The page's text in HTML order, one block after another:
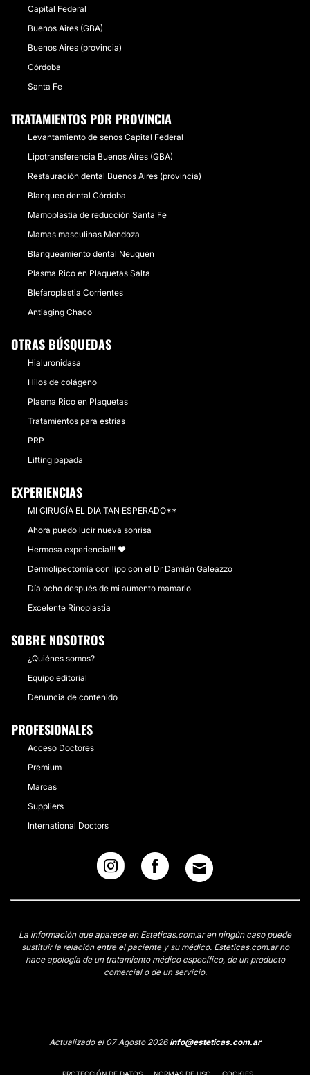
Capital Federal
Buenos Aires (GBA)
Buenos Aires (provincia)
Córdoba
Santa Fe
TRATAMIENTOS POR PROVINCIA
Levantamiento de senos Capital Federal
Lipotransferencia Buenos Aires (GBA)
Restauración dental Buenos Aires (provincia)
Blanqueo dental Córdoba
Mamoplastia de reducción Santa Fe
Mamas masculinas Mendoza
Blanqueamiento dental Neuquén
Plasma Rico en Plaquetas Salta
Blefaroplastia Corrientes
Antiaging Chaco
OTRAS BÚSQUEDAS
Hialuronidasa
Hilos de colágeno
Plasma Rico en Plaquetas
Tratamientos para estrías
PRP
Lifting papada
EXPERIENCIAS
MI CIRUGÍA EL DIA TAN ESPERADO**
Ahora puedo lucir nueva sonrisa
Hermosa experiencia!!! ❤️
Dermolipectomía con lipo con el Dr Damián Galeazzo
Día ocho después de mi aumento mamario
Excelente Rinoplastia
SOBRE NOSOTROS
¿Quiénes somos?
Equipo editorial
Denuncia de contenido
PROFESIONALES
Acceso Doctores
Premium
Marcas
Suppliers
International Doctors
La información que aparece en Esteticas.com.ar en ningún caso puede
sustituir la relación entre el paciente y su médico. Esteticas.com.ar no
hace apología de un tratamiento médico específico, de un producto
comercial o de un servicio.
Actualizado el 07 Agosto 2026info@esteticas.com.ar